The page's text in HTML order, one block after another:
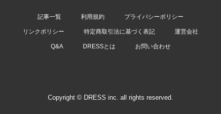
記事一覧 利用規約 プライバシーポリシー
リンクポリシー 特定商取引法に基づく表記 運営会社
Q&A DRESSとは お問い合わせ
Copyright © DRESS inc. all rights reserved.